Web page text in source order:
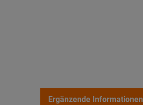
Ergänzende Informationen